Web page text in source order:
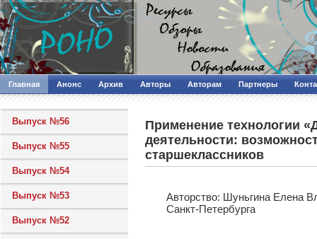
Главная Анонс Архив Авторы Авторам Партнеры
Выпуск №56
Выпуск №55
Выпуск №54
Выпуск №53
Выпуск №52
Применение технологии
деятельности:
старшеклассников
Авторcтво: Шуньгина Елена
Санкт-Петербурга